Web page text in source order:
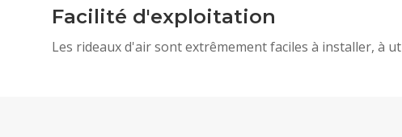
Facilité d'exploitation
Les rideaux d'air sont extrêmement faciles à installer, à